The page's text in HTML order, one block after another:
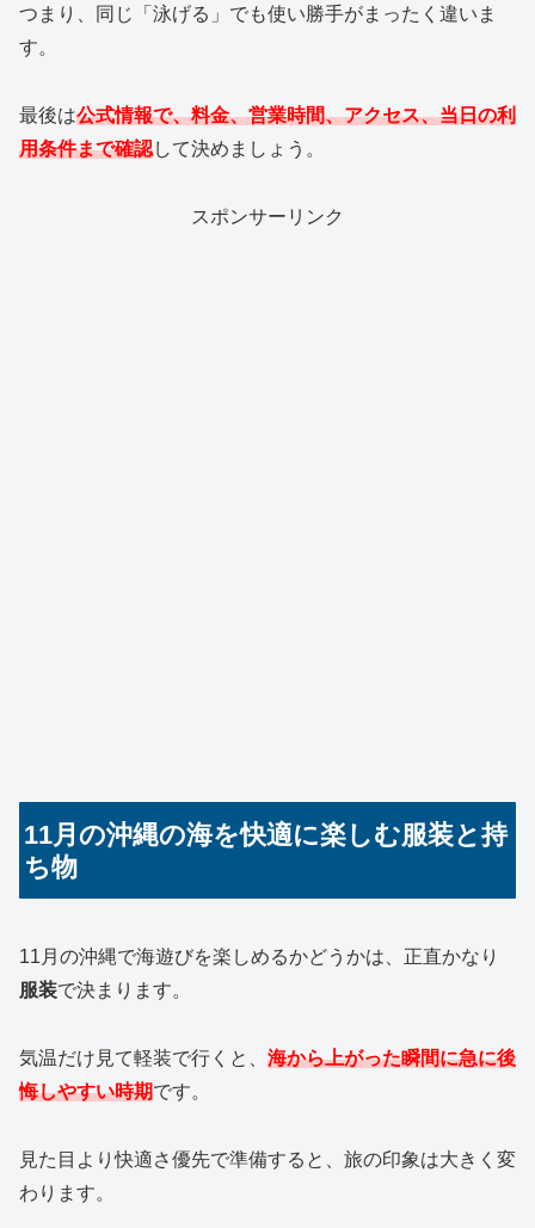
つまり、同じ「泳げる」でも使い勝手がまったく違いま
す。
最後は公式情報で、料金、営業時間、アクセス、当日の利
用条件まで確認して決めましょう。
スポンサーリンク
11月の沖縄の海を快適に楽しむ服装と持
ち物
11月の沖縄で海遊びを楽しめるかどうかは、正直かなり
服装で決まります。
気温だけ見て軽装で行くと、 海から上がった瞬間に急に後
悔しやすい時期です。
見た目より快適さ優先で準備すると、旅の印象は大きく変
わります。